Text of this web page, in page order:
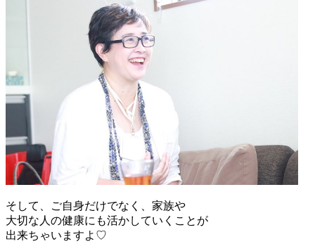
そして、ご自身だけでなく、家族や
大切な人の健康にも活かしていくことが
出来ちゃいますよ♡